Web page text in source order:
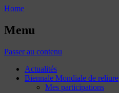
Home
Menu
Passer au contenu
Actualités
Biennale Mondiale de reliure
Mes participations